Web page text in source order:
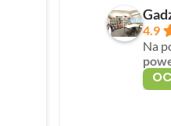
4.9
Na